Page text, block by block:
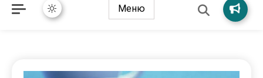
Меню